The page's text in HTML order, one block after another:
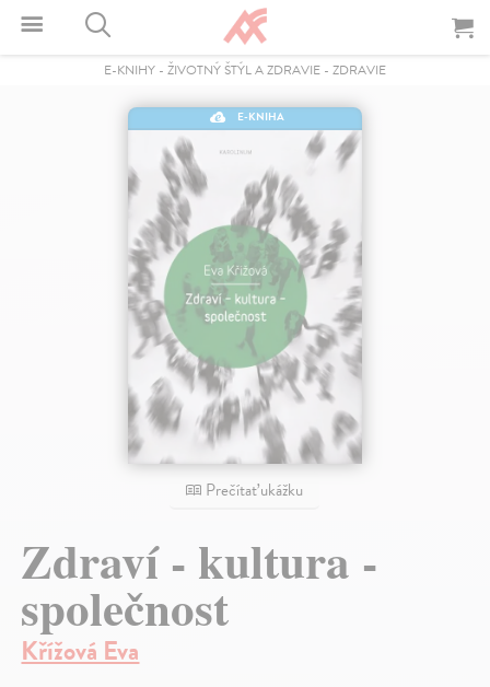
E-KNIHY - ŽIVOTNÝ ŠTÝL A ZDRAVIE - ZDRAVIE
E-KNIHA
Prečítať ukážku
Zdraví - kultura -
společnost
Křížová Eva